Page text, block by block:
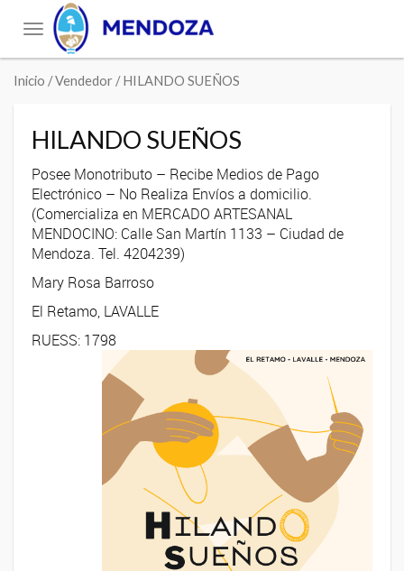
Toggle
navigation
Inicio / Vendedor / HILANDO SUEÑOS
HILANDO SUEÑOS
Posee Monotributo – Recibe Medios de Pago
Electrónico – No Realiza Envíos a domicilio.
(Comercializa en MERCADO ARTESANAL
MENDOCINO: Calle San Martín 1133 – Ciudad de
Mendoza. Tel. 4204239)
Mary Rosa Barroso
El Retamo, LAVALLE
RUESS: 1798